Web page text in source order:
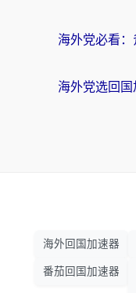
海外回国加速器
番茄回国加速器